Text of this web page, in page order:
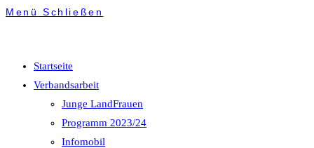
Menü Schließen
Startseite
Verbandsarbeit
Junge LandFrauen
Programm 2023/24
Infomobil